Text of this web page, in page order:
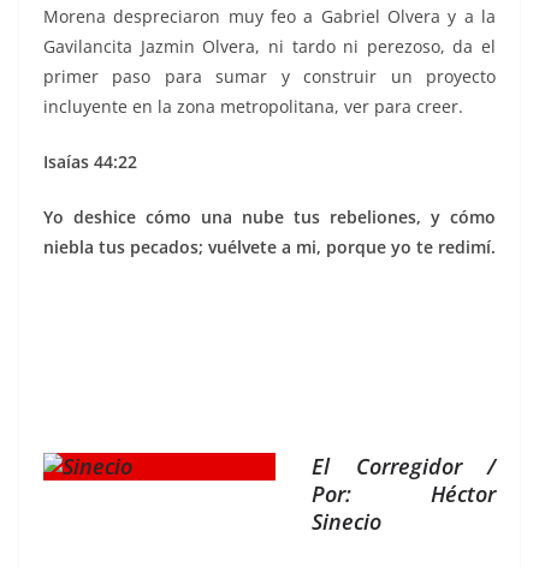
Morena despreciaron muy feo a Gabriel Olvera y a la
Gavilancita Jazmin Olvera, ni tardo ni perezoso, da el
primer paso para sumar y construir un proyecto
incluyente en la zona metropolitana, ver para creer.
Isaías 44:22
Yo deshice cómo una nube tus rebeliones, y cómo
niebla tus pecados; vuélvete a mi, porque yo te redimí.
El Corregidor /
Por: Héctor
Sinecio